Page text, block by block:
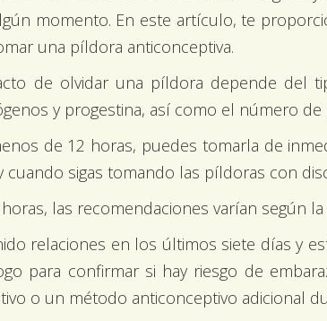
momento. En este artículo, te
una píldora anticonceptiva.
de olvidar una píldora depende del
y progestina, así como el número de
de 12 horas, puedes tomarla de
sigas tomando las píldoras con
las recomendaciones varían según
relaciones en los últimos siete días y
para confirmar si hay riesgo de
o un método anticonceptivo adicional